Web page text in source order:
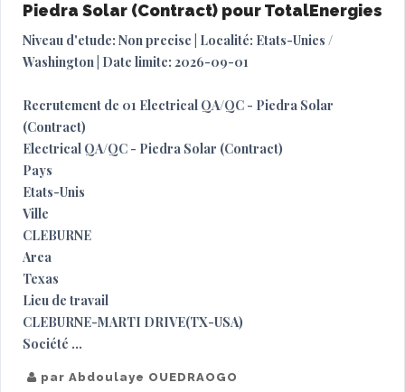
Piedra Solar (Contract) pour TotalEnergies
Niveau d'etude: Non precise | Localité: Etats-Unies /
Washington | Date limite: 2026-09-01
Recrutement de 01 Electrical QA/QC - Piedra Solar
(Contract)
Electrical QA/QC - Piedra Solar (Contract)
Pays
Etats-Unis
Ville
CLEBURNE
Area
Texas
Lieu de travail
CLEBURNE-MARTI DRIVE(TX-USA)
Société ...
par Abdoulaye OUEDRAOGO